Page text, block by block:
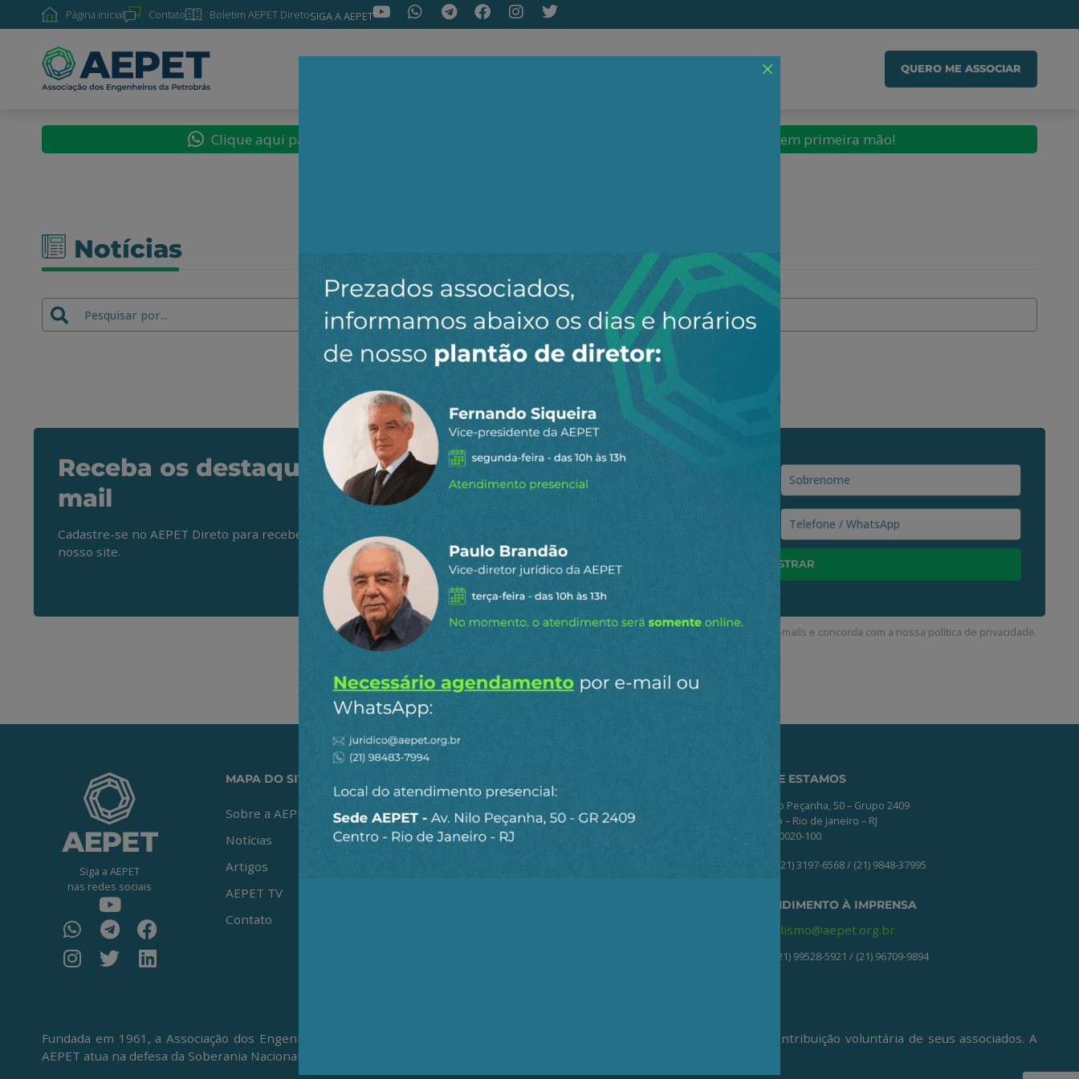
Página inicial Contato Boletim AEPET DiretoSIGA A AEPET
QUERO ME ASSOCIAR
Clique aqui para seguir o novo canal da AEPET no WhatsApp e receber nossos conteúdos em primeira mão!
Notícias
Nenhuma notícia encontrada.
Receba os destaques do dia por e-
mail
Cadastre-se no AEPET Direto para receber os principais conteúdos publicados em
nosso site.
Ao clicar em “Cadastrar” você aceita receber nossos e-mails e concorda com a nossa política de privacidade.
Siga a AEPET
nas redes sociais
MAPA DO SITE
Sobre a AEPET
Notícias
Artigos
AEPET TV
Contato
Clique no botão abaixo para enviar as
ONDE ESTAMOS
Av. Nilo Peçanha, 50 – Grupo 2409
Centro – Rio de Janeiro – RJ
CEP: 20020-100
(21) 3197-6568 / (21) 9848-37995
ATENDIMENTO À IMPRENSA
jornalismo@aepet.org.br
(21) 99528-5921 / (21) 96709-9894
Fundada em 1961, a Associação dos Engenheiros da Petrobrás (AEPET) é uma sociedade sem fins lucrativos, que vive da contribuição voluntária de seus associados. A
AEPET atua na defesa da Soberania Nacional, da Petrobrás e de seu Corpo Técnico.